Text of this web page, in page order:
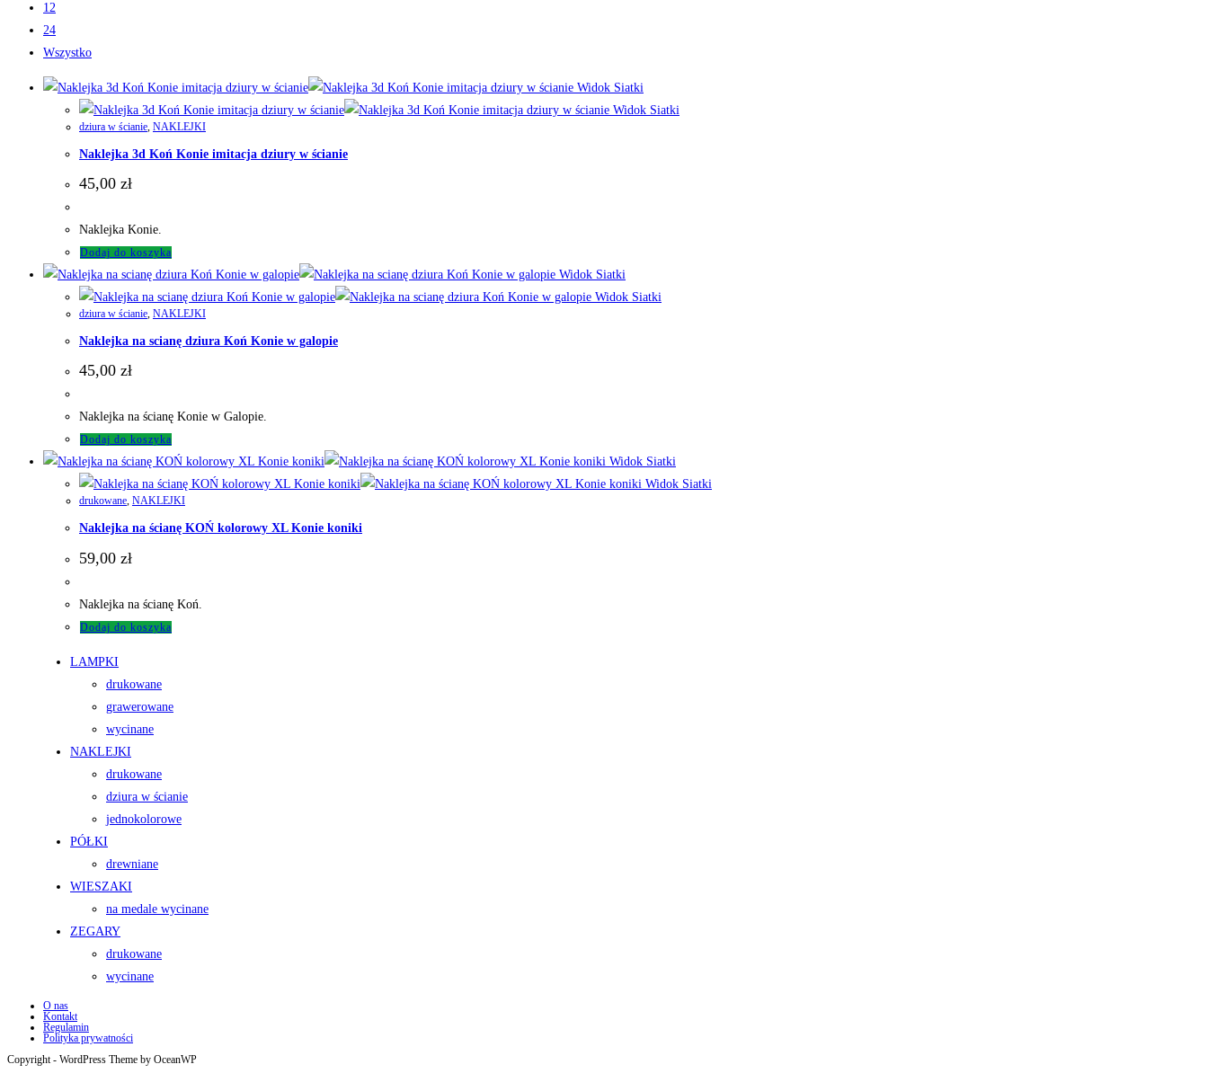
12
24
Wszystko
Widok Siatki
Widok Siatki
dziura w ścianie, NAKLEJKI
Naklejka 3d Koń Konie imitacja dziury w ścianie
45,00 zł
Naklejka Konie.
Dodaj do koszyka
Widok Siatki
Widok Siatki
dziura w ścianie, NAKLEJKI
Naklejka na scianę dziura Koń Konie w galopie
45,00 zł
Naklejka na ścianę Konie w Galopie.
Dodaj do koszyka
Widok Siatki
Widok Siatki
drukowane, NAKLEJKI
Naklejka na ścianę KOŃ kolorowy XL Konie koniki
59,00 zł
Naklejka na ścianę Koń.
Dodaj do koszyka
LAMPKI
drukowane
grawerowane
wycinane
NAKLEJKI
drukowane
dziura w ścianie
jednokolorowe
PÓŁKI
drewniane
WIESZAKI
na medale wycinane
ZEGARY
drukowane
wycinane
O nas
Kontakt
Regulamin
Polityka prywatności
Copyright - WordPress Theme by OceanWP